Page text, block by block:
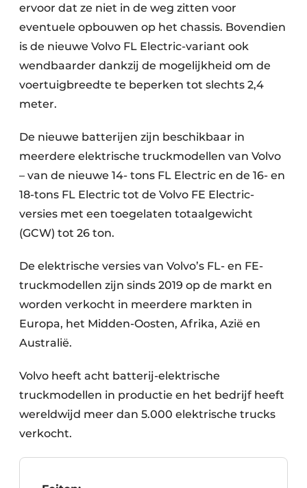
ervoor dat ze niet in de weg zitten voor
eventuele opbouwen op het chassis. Bovendien
is de nieuwe Volvo FL Electric-variant ook
wendbaarder dankzij de mogelijkheid om de
voertuigbreedte te beperken tot slechts 2,4
meter.
De nieuwe batterijen zijn beschikbaar in
meerdere elektrische truckmodellen van Volvo
– van de nieuwe 14- tons FL Electric en de 16- en
18-tons FL Electric tot de Volvo FE Electric-
versies met een toegelaten totaalgewicht
(GCW) tot 26 ton.
De elektrische versies van Volvo’s FL- en FE-
truckmodellen zijn sinds 2019 op de markt en
worden verkocht in meerdere markten in
Europa, het Midden-Oosten, Afrika, Azië en
Australië.
Volvo heeft acht batterij-elektrische
truckmodellen in productie en het bedrijf heeft
wereldwijd meer dan 5.000 elektrische trucks
verkocht.